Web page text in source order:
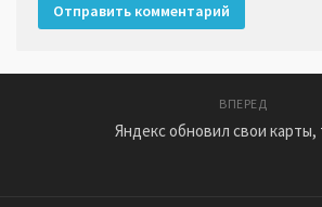
ВПЕРЕД
Яндекс обновил свои карты,